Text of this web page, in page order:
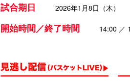
試合期日 2026年1月8日（木）
開始時間／終了時間 14:00 ／